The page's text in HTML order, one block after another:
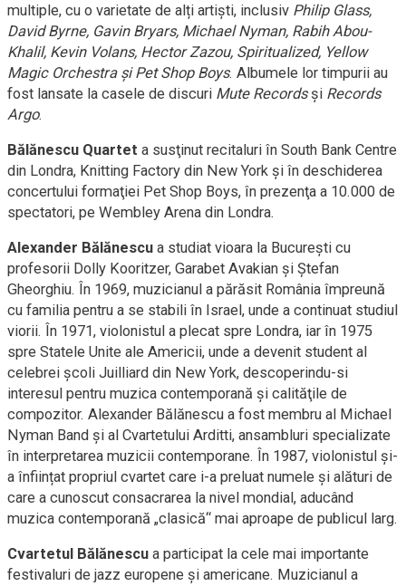
multiple, cu o varietate de alți artiști, inclusiv Philip Glass,
David Byrne, Gavin Bryars, Michael Nyman, Rabih Abou-
Khalil, Kevin Volans, Hector Zazou, Spiritualized, Yellow
Magic Orchestra şi Pet Shop Boys. Albumele lor timpurii au
fost lansate la casele de discuri Mute Recordsși Records
Argo.
Bălănescu Quartet a susţinut recitaluri în South Bank Centre
din Londra, Knitting Factory din New York şi în deschiderea
concertului formaţiei Pet Shop Boys, în prezenţa a 10.000 de
spectatori, pe Wembley Arena din Londra.
Alexander Bălănescu a studiat vioara la București cu
profesorii Dolly Kooritzer, Garabet Avakian și Ștefan
Gheorghiu. În 1969, muzicianul a părăsit România împreună
cu familia pentru a se stabili în Israel, unde a continuat studiul
viorii. În 1971, violonistul a plecat spre Londra, iar în 1975
spre Statele Unite ale Americii, unde a devenit student al
celebrei școli Juilliard din New York, descoperindu-si
interesul pentru muzica contemporană și calităţile de
compozitor. Alexander Bălănescu a fost membru al Michael
Nyman Band și al Cvartetului Arditti, ansambluri specializate
în interpretarea muzicii contemporane. În 1987, violonistul și-
a înființat propriul cvartet care i-a preluat numele și alături de
care a cunoscut consacrarea la nivel mondial, aducând
muzica contemporană „clasică“ mai aproape de publicul larg.
Cvartetul Bălănescu a participat la cele mai importante
festivaluri de jazz europene și americane. Muzicianul a